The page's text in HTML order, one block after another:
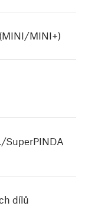
MINI+)
SuperPINDA
dílů